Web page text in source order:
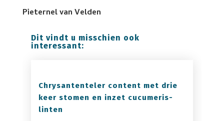
Pieternel van Velden
Dit vindt u misschien ook
interessant:
Chrysantenteler content met drie
keer stomen en inzet cucumeris-
linten